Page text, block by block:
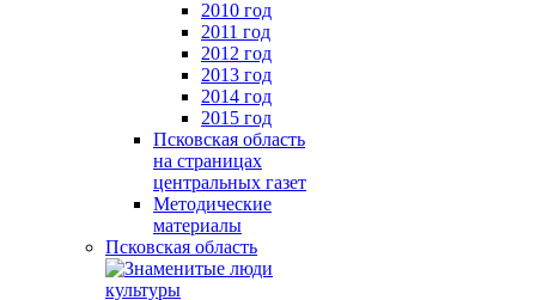
2010 год
2011 год
2012 год
2013 год
2014 год
2015 год
Псковская область
на страницах
центральных газет
Методические
материалы
Псковская область